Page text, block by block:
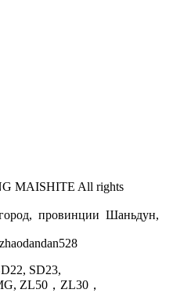
MAISHITE All rights
провинции Шаньдун,
SD23,
ZL50，ZL30，